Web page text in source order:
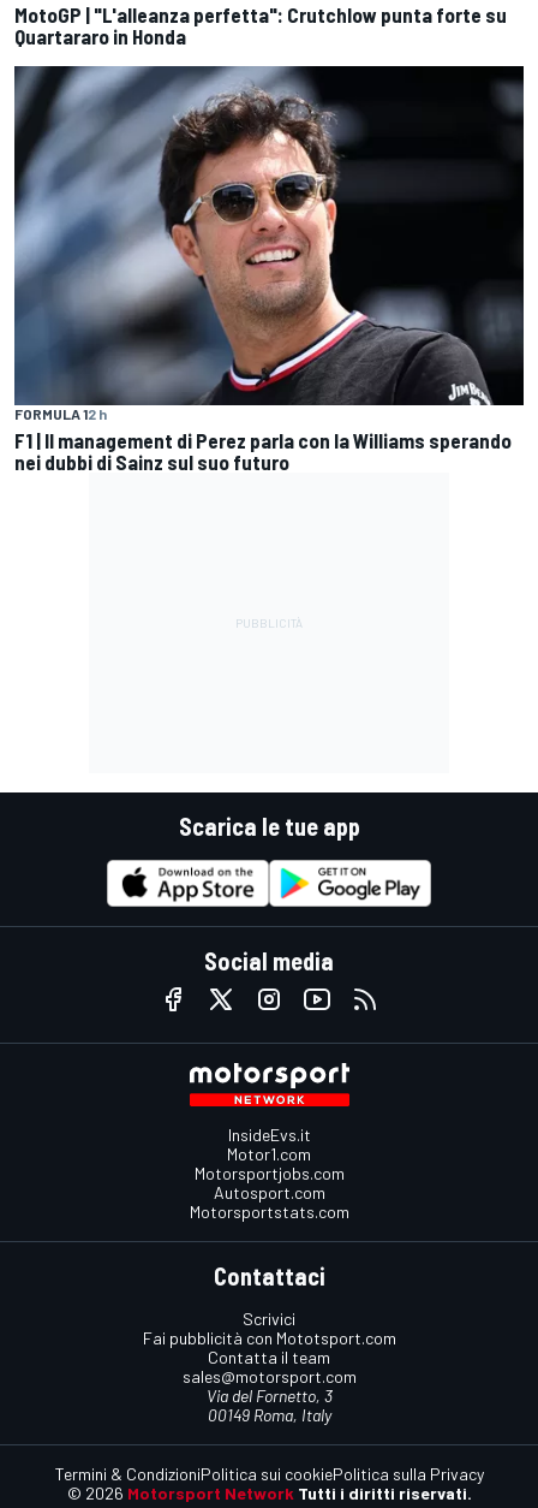
MotoGP | "L'alleanza perfetta": Crutchlow punta forte su
Quartararo in Honda
FORMULA 12 h
F1 | Il management di Perez parla con la Williams sperando
nei dubbi di Sainz sul suo futuro
Scarica le tue app
Social media
InsideEvs.it
Motor1.com
Motorsportjobs.com
Autosport.com
Motorsportstats.com
Contattaci
Scrivici
Fai pubblicità con Mototsport.com
Contatta il team
sales@motorsport.com
Via del Fornetto, 3
00149 Roma, Italy
© 2026 Motorsport Network Tutti i diritti riservati.
Termini & CondizioniPolitica sui cookiePolitica sulla Privacy